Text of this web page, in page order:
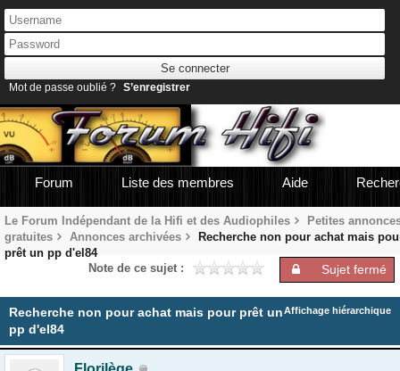
Mot de passe oublié ? S’enregistrer
Forum Liste des membres Aide
Le Forum Indépendant de la Hifi et des Audiophiles
Petites
gratuites
Annonces archivées
Recherche non pour achat mais
prêt un pp d'el84
Sujet fermé
Note de ce sujet :
Affichage hiérarchique
Recherche non pour achat mais pour prêt un
pp d'el84